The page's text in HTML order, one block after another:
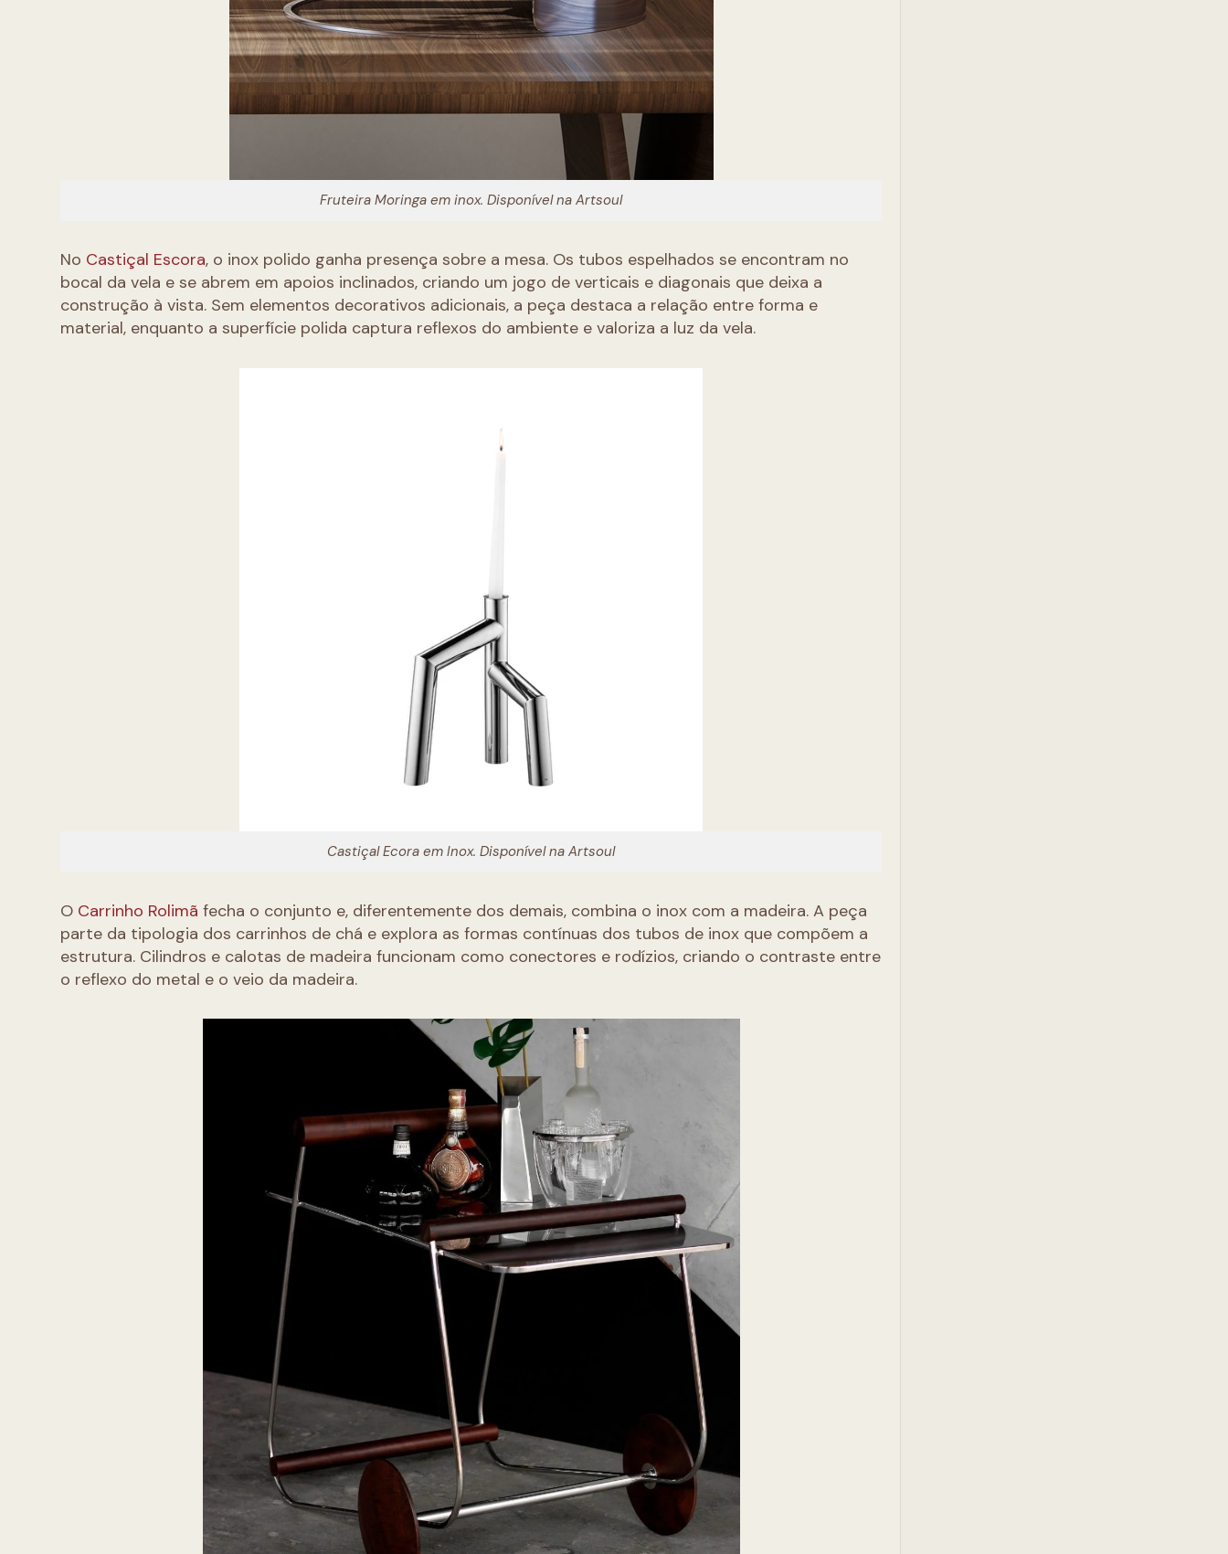
Fruteira Moringa em inox. Disponível na Artsoul
No Castiçal Escora, o inox polido ganha presença sobre a mesa. Os tubos espelhados se encontram no
bocal da vela e se abrem em apoios inclinados, criando um jogo de verticais e diagonais que deixa a
construção à vista. Sem elementos decorativos adicionais, a peça destaca a relação entre forma e
material, enquanto a superfície polida captura reflexos do ambiente e valoriza a luz da vela.
Castiçal Ecora em Inox. Disponível na Artsoul
O Carrinho Rolimãfecha o conjunto e, diferentemente dos demais, combina o inox com a madeira. A peça
parte da tipologia dos carrinhos de chá e explora as formas contínuas dos tubos de inox que compõem a
estrutura. Cilindros e calotas de madeira funcionam como conectores e rodízios, criando o contraste entre
o reflexo do metal e o veio da madeira.